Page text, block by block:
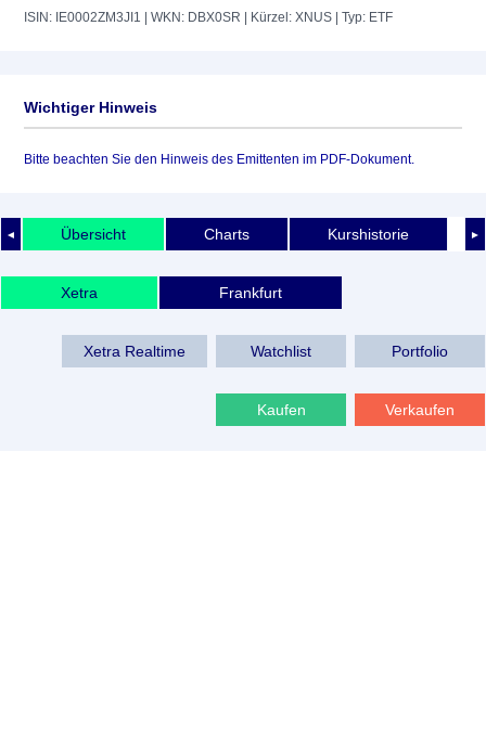
ISIN: IE0002ZM3JI1 | WKN: DBX0SR | Kürzel: XNUS | Typ: ETF
Wichtiger Hinweis
Bitte beachten Sie den Hinweis des Emittenten im PDF-Dokument.
◄ ►
Übersicht Charts Kurshistorie
Xetra Frankfurt
Xetra Realtime Watchlist Portfolio
Kaufen Verkaufen